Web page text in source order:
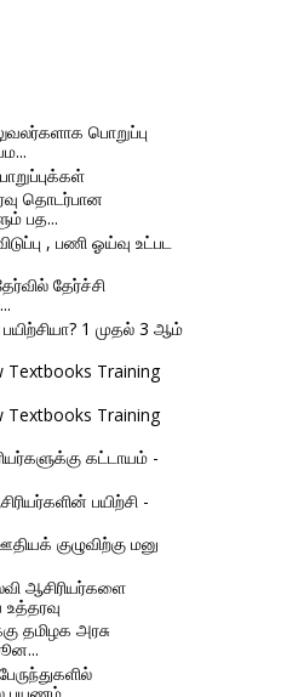
பொறுப்பு
தொடர்பான
பத...
, பணி ஓய்வு உட்பட
தேர்ச்சி
1 முதல் 3 ஆம்
Textbooks Training
Textbooks Training
கட்டாயம் -
பயிற்சி -
குழுவிற்கு மனு
ஆசிரியர்களை
தமிழக அரசு
பயணம் ...